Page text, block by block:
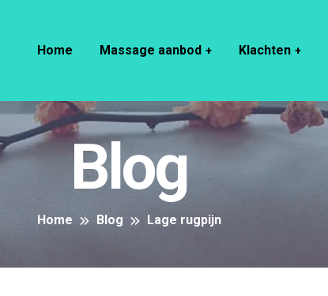
Home Massage aanbod Klachten
Blog
Home Blog Lage rugpijn